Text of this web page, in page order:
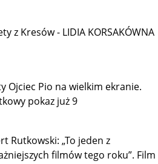
z Kresów - LIDIA KORSAKÓWNA
Ojciec Pio na wielkim ekranie.
pokaz już 9
Rutkowski: „To jeden z
filmów tego roku”. Film